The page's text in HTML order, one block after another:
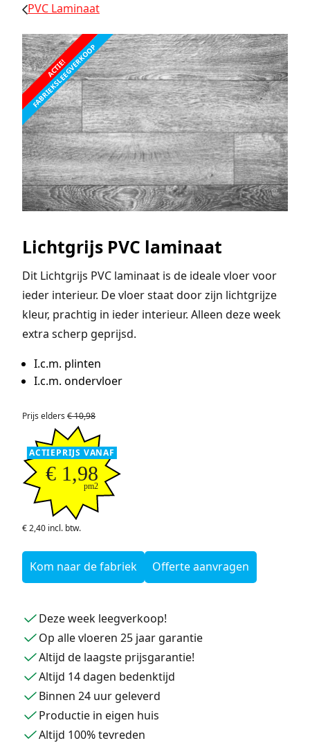
PVC Laminaat
ACTIE!
FABRIEKSLEEGVERKOOP
Lichtgrijs PVC laminaat
Dit Lichtgrijs PVC laminaat is de ideale vloer voor
ieder interieur. De vloer staat door zijn lichtgrijze
kleur, prachtig in ieder interieur. Alleen deze week
extra scherp geprijsd.
I.c.m. plinten
I.c.m. ondervloer
Prijs elders € 10,98
ACTIEPRIJS VANAF
€ 1,98
pm2
€ 2,40 incl. btw.
Kom naar de fabriek Offerte aanvragen
Deze week leegverkoop!
Op alle vloeren 25 jaar garantie
Altijd de laagste prijsgarantie!
Altijd 14 dagen bedenktijd
Binnen 24 uur geleverd
Productie in eigen huis
Altijd 100% tevreden